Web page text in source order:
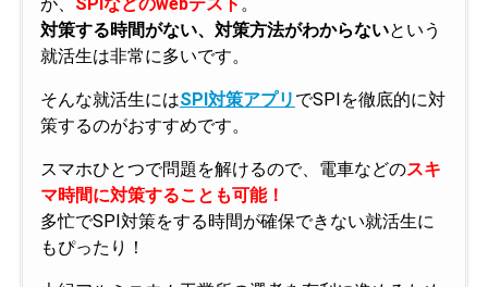
対策する時間がない、対策方法がわからないという
就活生は非常に多いです。
そんな就活生にはSPI対策アプリ でSPIを徹底的に対
策するのがおすすめです。
スマホひとつで問題を解けるので、電車などのスキ
マ時間に対策することも可能！
多忙でSPI対策をする時間が確保できない就活生に
もぴったり！